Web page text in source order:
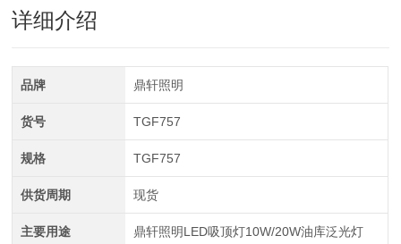
详细介绍
品牌 鼎轩照明
货号 TGF757
规格 TGF757
供货周期 现货
主要用途 鼎轩照明LED吸顶灯10W/20W油库泛光灯